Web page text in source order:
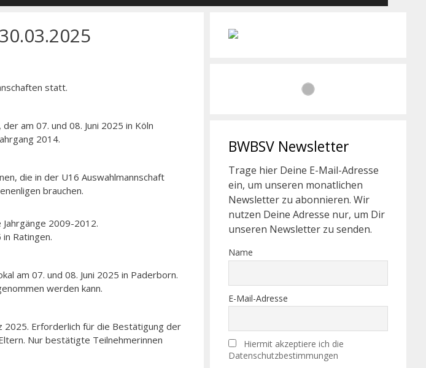
statt.
am 07. und 08. Juni 2025 in Köln
2014.
die in der U16 Auswahlmannschaft
brauchen.
2009-2012.
Ratingen.
am 07. und 08. Juni 2025 in Paderborn.
werden kann.
2025. Erforderlich für die Bestätigung der
Nur bestätigte Teilnehmerinnen
BWBSV Newsletter
Trage hier Deine E-Mail-Adresse
ein, um unseren monatlichen
Newsletter zu abonnieren. Wir
nutzen Deine Adresse nur, um Dir
unseren Newsletter zu senden.
Name
E-Mail-Adresse
Hiermit akzeptiere ich die
Datenschutzbestimmungen